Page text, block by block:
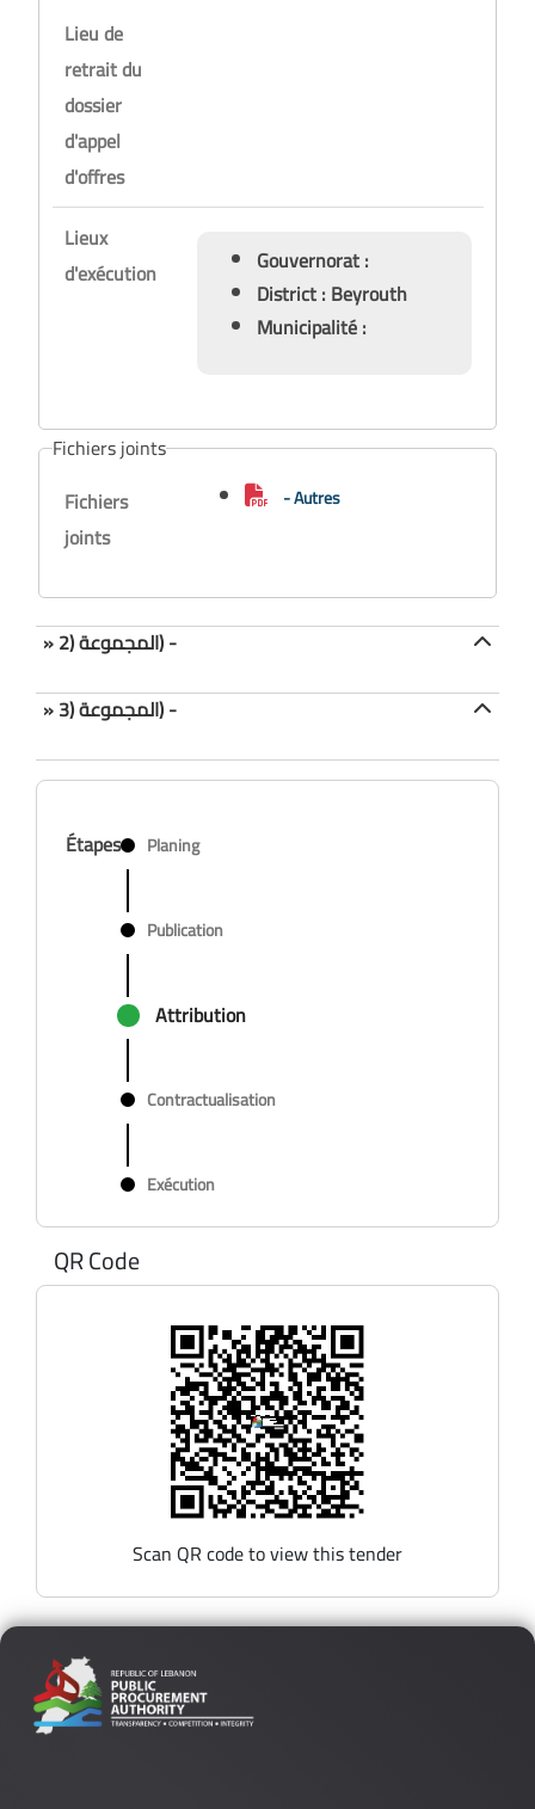
Lieu de
retrait du
dossier
d'appel
d'offres
Lieux
d'exécution
Gouvernorat :
District : Beyrouth
Municipalité :
Fichiers joints
Fichiers
joints
- Autres
» المجموعة (2) -
» المجموعة (3) -
Étapes Planing
Publication
Attribution
Contractualisation
Exécution
QR Code
Scan QR code to view this tender